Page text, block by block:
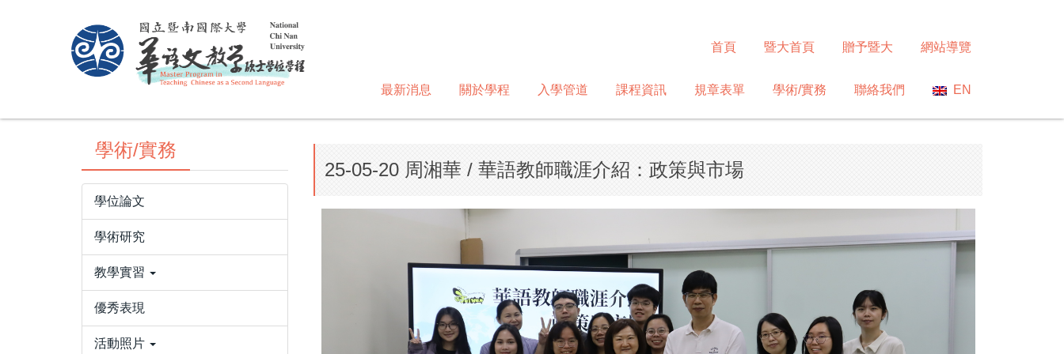
首頁 暨大首頁 贈予暨大 網站導覽
最新消息 關於學程 入學管道 課程資訊 規章表單 學術/實務 聯絡我們 EN
學術/實務
學位論文
學術研究
教學實習
優秀表現
活動照片
25-05-20 周湘華 / 華語教師職涯介紹：政策與市場